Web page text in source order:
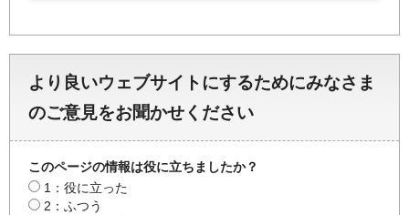
より良いウェブサイトにするためにみなさま
のご意見をお聞かせください
このページの情報は役に立ちましたか？
1：役に立った
2：ふつう